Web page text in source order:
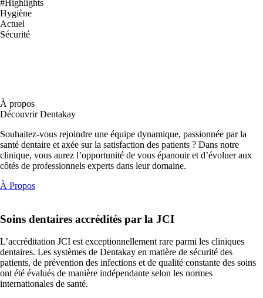
#Highlights
Hygiène
Actuel
Sécurité
À propos
Découvrir Dentakay
Souhaitez-vous rejoindre une équipe dynamique, passionnée par la
santé dentaire et axée sur la satisfaction des patients ? Dans notre
clinique, vous aurez l’opportunité de vous épanouir et d’évoluer aux
côtés de professionnels experts dans leur domaine.
À Propos
Soins dentaires accrédités par la JCI
L’accréditation JCI est exceptionnellement rare parmi les cliniques
dentaires. Les systèmes de Dentakay en matière de sécurité des
patients, de prévention des infections et de qualité constante des soins
ont été évalués de manière indépendante selon les normes
internationales de santé.